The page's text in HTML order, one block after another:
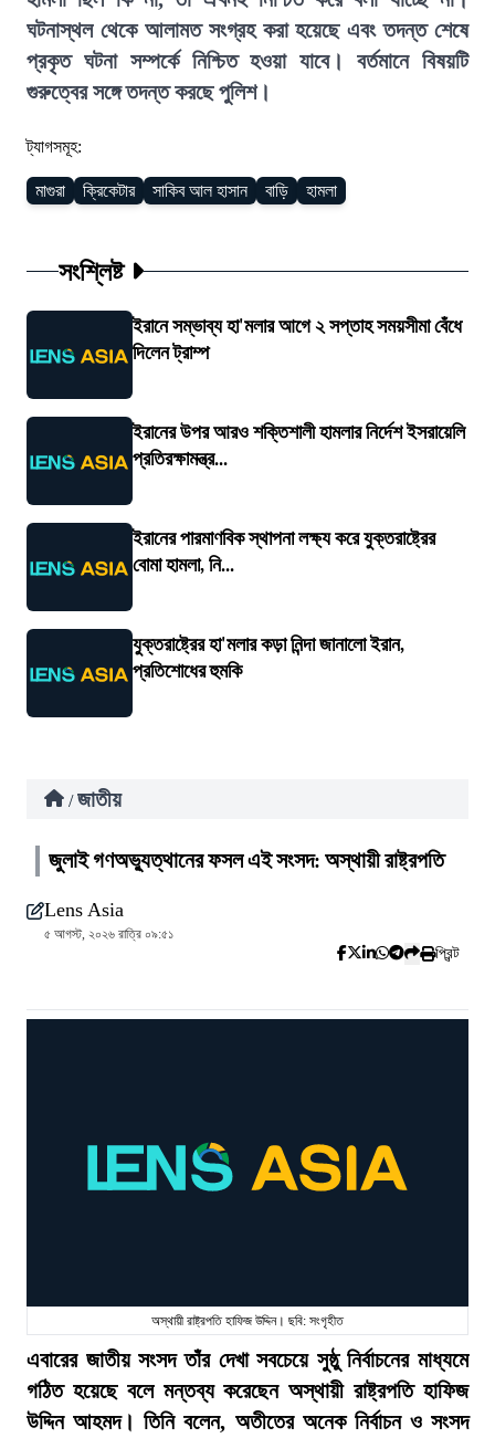
ঘটনাস্থল থেকে আলামত সংগ্রহ করা হয়েছে এবং তদন্ত শেষে
প্রকৃত ঘটনা সম্পর্কে নিশ্চিত হওয়া যাবে। বর্তমানে বিষয়টি
গুরুত্বের সঙ্গে তদন্ত করছে পুলিশ।
ট্যাগসমূহ:
মাগুরা ক্রিকেটার সাকিব আল হাসান বাড়ি হামলা
সংশ্লিষ্ট
ইরানে সম্ভাব্য হা'মলার আগে ২ সপ্তাহ সময়সীমা বেঁধে
দিলেন ট্রাম্প
ইরানের উপর আরও শক্তিশালী হামলার নির্দেশ ইসরায়েলি
প্রতিরক্ষামন্ত্র...
ইরানের পারমাণবিক স্থাপনা লক্ষ্য করে যুক্তরাষ্ট্রের
বোমা হামলা, নি...
যুক্তরাষ্ট্রের হা'মলার কড়া নিন্দা জানালো ইরান,
প্রতিশোধের হুমকি
/ জাতীয়
জুলাই গণঅভ্যুত্থানের ফসল এই সংসদ: অস্থায়ী রাষ্ট্রপতি
Lens Asia
৫ আগস্ট, ২০২৬ রাত্রি ০৯:৫১
প্রিন্ট
অস্থায়ী রাষ্ট্রপতি হাফিজ উদ্দিন। ছবি: সংগৃহীত
এবারের জাতীয় সংসদ তাঁর দেখা সবচেয়ে সুষ্ঠু নির্বাচনের মাধ্যমে
গঠিত হয়েছে বলে মন্তব্য করেছেন অস্থায়ী রাষ্ট্রপতি হাফিজ
উদ্দিন আহমদ। তিনি বলেন, অতীতের অনেক নির্বাচন ও সংসদ